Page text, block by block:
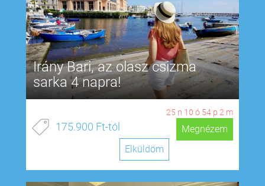
Irány Bari, az olasz csizma
sarka 4 napra!
25 n 10 ó 54 p 1 m
175.900 Ft-tól
Megnézem
Elküldöm